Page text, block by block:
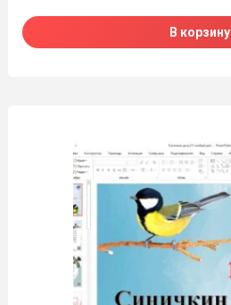
В корзину